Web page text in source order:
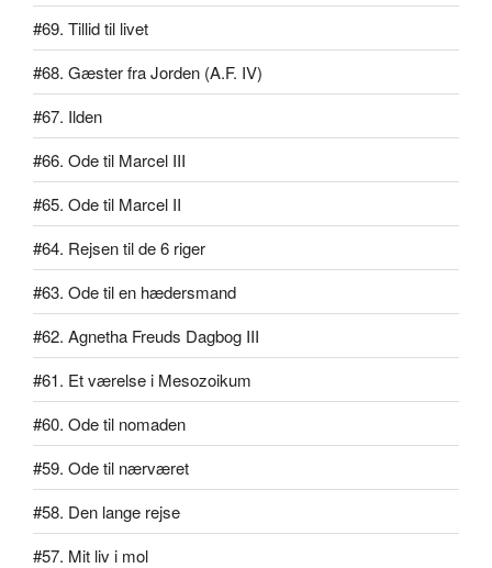
#69. Tillid til livet
#68. Gæster fra Jorden (A.F. IV)
#67. Ilden
#66. Ode til Marcel III
#65. Ode til Marcel II
#64. Rejsen til de 6 riger
#63. Ode til en hædersmand
#62. Agnetha Freuds Dagbog III
#61. Et værelse i Mesozoikum
#60. Ode til nomaden
#59. Ode til nærværet
#58. Den lange rejse
#57. Mit liv i mol